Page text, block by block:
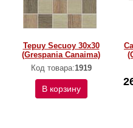
Tepuy Secuoy 30x30
(Grespania Canaima)
Код товара:1919
В корзину